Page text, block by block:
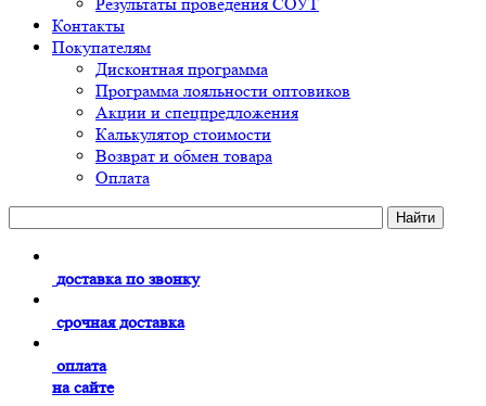
Контакты
Покупателям
Дисконтная программа
Программа лояльности оптовиков
Акции и спецпредложения
Калькулятор стоимости
Возврат и обмен товара
Оплата
доставка по звонку
срочная доставка
оплата
на сайте